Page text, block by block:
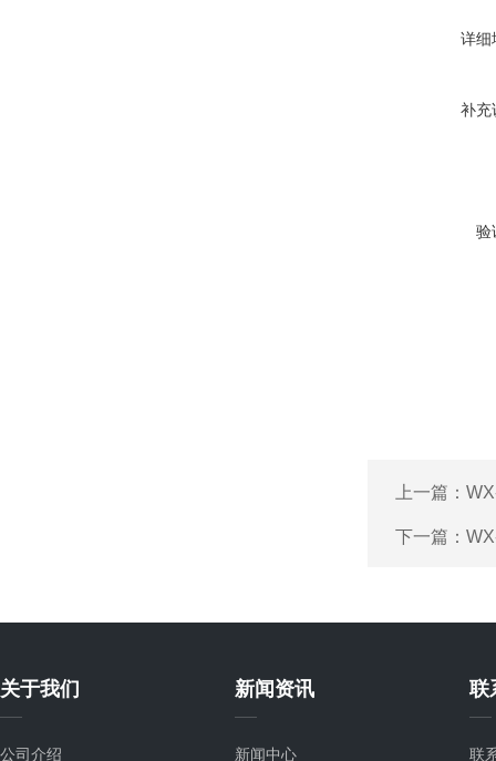
详细
补充
验
上一篇：
下一篇：
关于我们
公司介绍
新闻资讯
新闻中心
联
联